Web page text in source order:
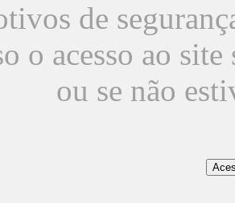
de
o acesso ao
ou se não